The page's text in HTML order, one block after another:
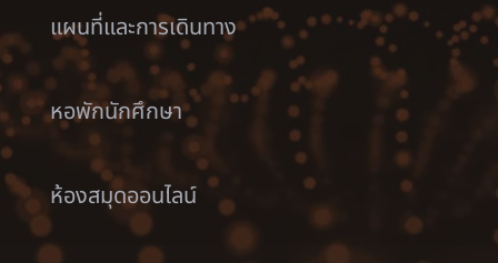
แผนที่และการเดินทาง
หอพักนักศึกษา
ห้องสมุดออนไลน์